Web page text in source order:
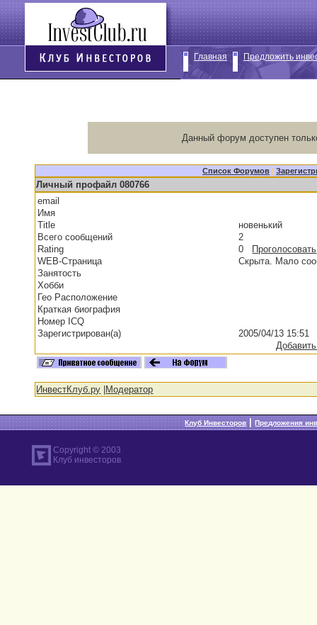
Главная Предложить
Данный форум доступен
Список Форумов |
Личный профайл 080766
email
Имя
Title
новенький
Всего сообщений
2
Rating
0 Проголосовать
WEB-Страница
Скрыта. Мало
Занятость
Хобби
Гео Расположение
Краткая биография
Номер ICQ
Зарегистрирован(а)
2005/04/13 15:51
ИнвестКлуб.ру Модератор
Клуб Инвесторов|Предложения
Copyright © 2003
Клуб инвесторов